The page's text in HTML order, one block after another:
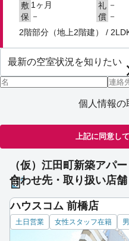
敷 1ヶ月 礼 －
保 － 償 －
2階部分（地上2階建） /
個人情報の
上記に同意し
（仮）江田町新築アパ
合わせ先・取り扱い店舗
ハウスコム 前橋店
土日営業 女性スタッフ在籍